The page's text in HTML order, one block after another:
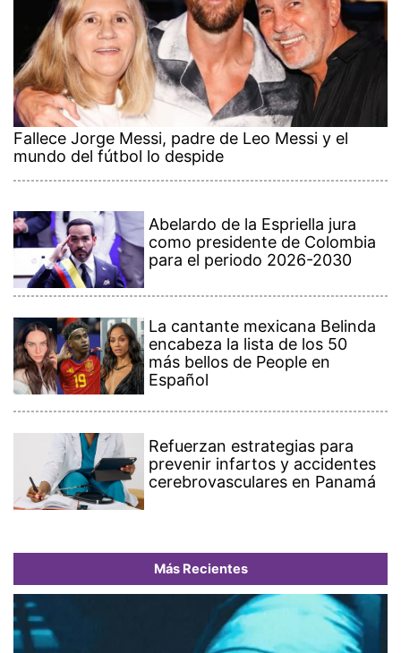
Fallece Jorge Messi, padre de Leo Messi y el
mundo del fútbol lo despide
Abelardo de la Espriella jura
como presidente de Colombia
para el periodo 2026-2030
La cantante mexicana Belinda
encabeza la lista de los 50
más bellos de People en
Español
Refuerzan estrategias para
prevenir infartos y accidentes
cerebrovasculares en Panamá
Más Recientes